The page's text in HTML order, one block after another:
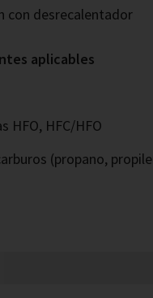
con desrecalentador
aplicables
HFO, HFC/HFO
(propano,